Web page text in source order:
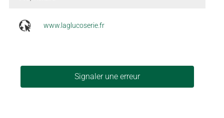
www.laglucoserie.fr
Signaler une erreur